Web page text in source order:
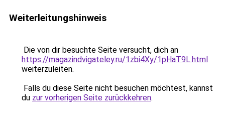
Weiterleitungshinweis
Die von dir besuchte Seite versucht, dich an
https://magazindvigateley.ru/1zbi4Xy/1pHaT9L.html
weiterzuleiten.
Falls du diese Seite nicht besuchen möchtest, kannst
du zur vorherigen Seite zurückkehren.